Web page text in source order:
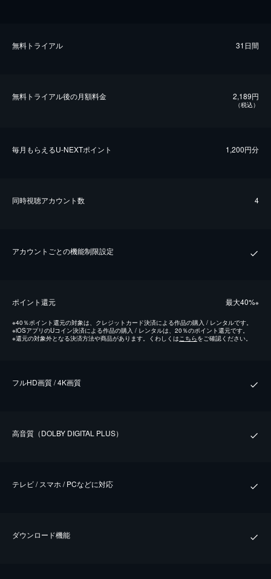
無料トライアル 31日間
無料トライアル後の⽉額料金 2,189円
（税込）
毎⽉もらえるU-NEXTポイント 1,200円分
同時視聴アカウント数 4
アカウントごとの機能制限設定
ポイント還元 最⼤40%※
※40％ポイント還元の対象は、クレジットカード決済による作品の購入 / レンタルです。
※iOSアプリのUコイン決済による作品の購入 / レンタルは、20％のポイント還元です。
※還元の対象外となる決済方法や商品があります。くわしくは こちらをご確認ください。
フルHD画質 / 4K画質
⾼⾳質（DOLBY DIGITAL PLUS）
テレビ / スマホ / PCなどに対応
ダウンロード機能